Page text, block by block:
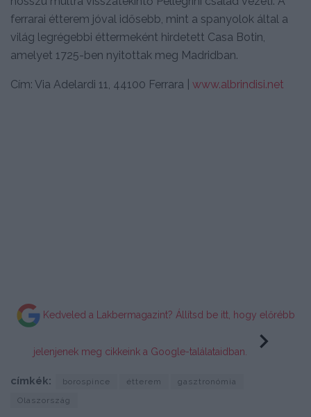
ferrarai étterem jóval idősebb, mint a spanyolok által a
világ legrégebbi éttermeként hirdetett Casa Botin,
amelyet 1725-ben nyitottak meg Madridban.
Cím: Via Adelardi 11, 44100 Ferrara | www.albrindisi.net
Kedveled a Lakbermagazint? Állítsd be itt, hogy előrébb
jelenjenek meg cikkeink a Google-találataidban.
címkék: borospince étterem
gasztronómia
Olaszország